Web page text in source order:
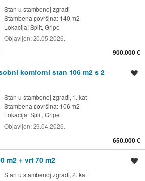
Stan u stambenoj zgradi
Stambena površina: 140 m2
Lokacija:Split, Gripe
Objavljen:20.05.2026.
900.000 €
komforni stan 106 m2 s 2
Stan u stambenoj zgradi, 1. kat
Stambena površina: 106 m2
Lokacija:Split, Gripe
Objavljen:29.04.2026.
650.000 €
m2 + vrt 70 m2
Stan u stambenoj zgradi, 2. kat